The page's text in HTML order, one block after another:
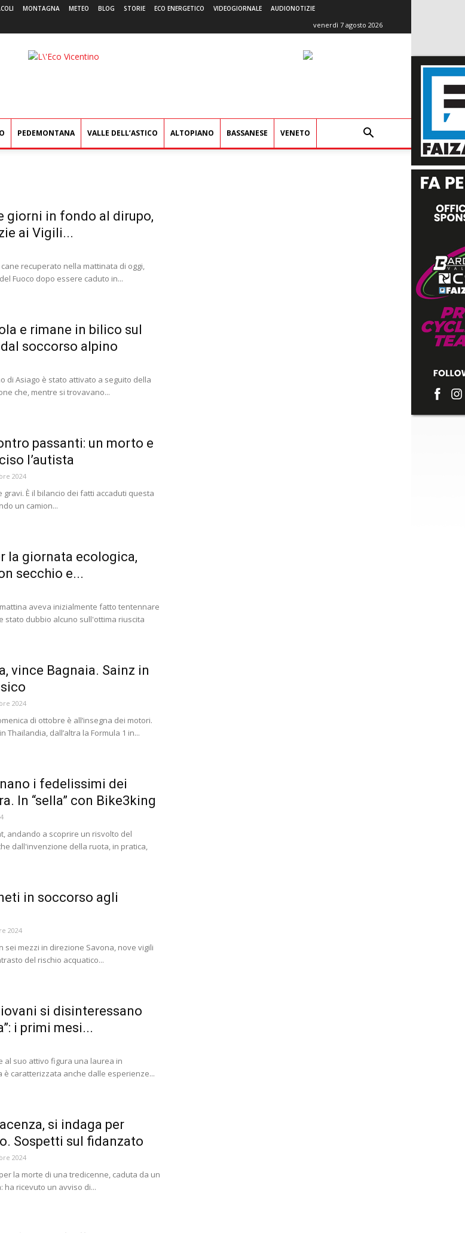
MONTAGNA METEO BLOG STORIE ECO ENERGETICO VIDEOGIORNALE AUDIONOTIZIE
venerdì 7 agosto 2026
L'Eco
PEDEMONTANA VALLE DELL’ASTICO ALTOPIANO BASSANESE VENETO
giorni in fondo al dirupo,
ai Vigili...
recuperato nella mattinata di oggi,
Fuoco dopo essere caduto in...
e rimane in bilico sul
soccorso alpino
di Asiago è stato attivato a seguito della
che, mentre si trovavano...
passanti: un morto e
l’autista
2024
gravi. È il bilancio dei fatti accaduti questa
un camion...
la giornata ecologica,
secchio e...
aveva inizialmente fatto tentennare
stato dubbio alcuno sull'ottima riuscita
vince Bagnaia. Sainz in
2024
di ottobre è all’insegna dei motori.
Thailandia, dall’altra la Formula 1 in...
i fedelissimi dei
In “sella” con Bike3king
andando a scoprire un risvolto del
dall'invenzione della ruota, in pratica,
in soccorso agli
2024
sei mezzi in direzione Savona, nove vigili
del rischio acquatico...
si disinteressano
i primi mesi...
al suo attivo figura una laurea in
è caratterizzata anche dalle esperienze...
si indaga per
Sospetti sul fidanzato
2024
la morte di una tredicenne, caduta da un
ha ricevuto un avviso di...